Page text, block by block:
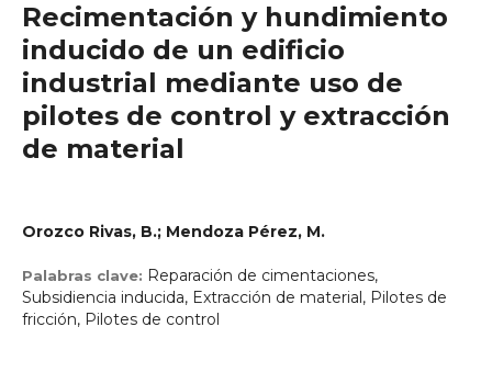
Recimentación y hundimiento
inducido de un edificio
industrial mediante uso de
pilotes de control y extracción
de material
Orozco Rivas, B.; Mendoza Pérez, M.
Palabras clave: Reparación de cimentaciones,
Subsidiencia inducida, Extracción de material, Pilotes de
fricción, Pilotes de control